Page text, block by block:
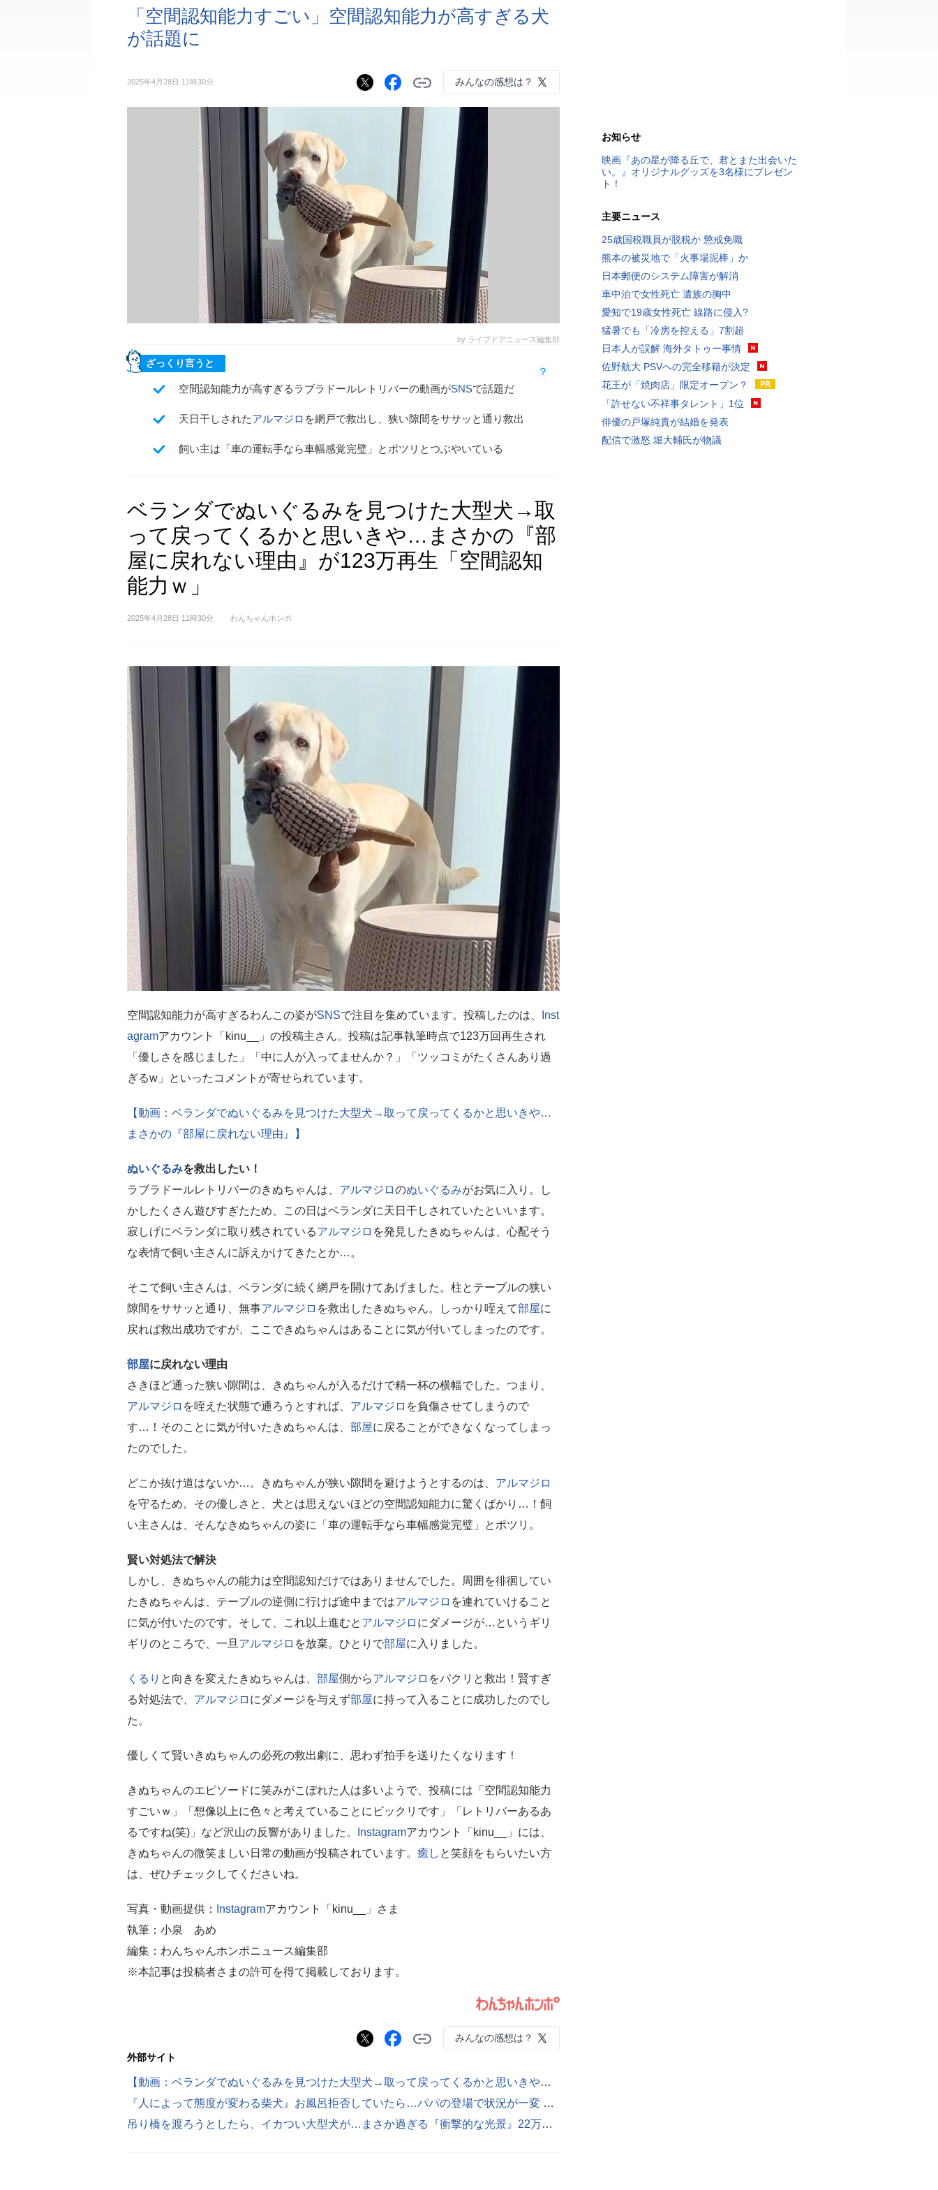
「空間認知能力すごい」空間認知能力が高すぎる犬
が話題に
2025年4月28日 11時30分 みんなの感想は？
by ライブドアニュース編集部
ざっくり言うと
空間認知能力が高すぎるラブラドールレトリバーの動画がSNSで話題だ
天日干しされたアルマジロ を網戸で救出し、狭い隙間をササッと通り救出
飼い主は「車の運転手なら車幅感覚完璧」とポツリとつぶやいている
ベランダでぬいぐるみを見つけた大型犬→取
って戻ってくるかと思いきや…まさかの『部
屋に戻れない理由』が123万再生「空間認知
能力ｗ」
2025年4月28日 11時30分 わんちゃんホンポ
空間認知能力が高すぎるわんこの姿がSNSで注目を集めています。投稿したのは、
Inst
agramアカウント「kinu__」の投稿主さん。投稿は記事執筆時点で123万回再生され
「優しさを感じました」「中に人が入ってませんか？」「ツッコミがたくさんあり過
ぎるw」といったコメントが寄せられています。
【動画：ベランダでぬいぐるみを見つけた大型犬→取って戻ってくるかと思いきや…
まさかの『部屋に戻れない理由』】
ぬいぐるみを救出したい！
ラブラドールレトリバーのきぬちゃんは、 アルマジロのぬいぐるみがお気に入り。し
かしたくさん遊びすぎたため、この日はベランダに天日干しされていたといいます。
寂しげにベランダに取り残されているアルマジロ を発見したきぬちゃんは、心配そう
な表情で飼い主さんに訴えかけてきたとか…。
そこで飼い主さんは、ベランダに続く網戸を開けてあげました。柱とテーブルの狭い
隙間をササッと通り、無事アルマジロ を救出したきぬちゃん。しっかり咥えて部屋に
戻れば救出成功ですが、ここできぬちゃんはあることに気が付いてしまったのです。
部屋に戻れない理由
さきほど通った狭い隙間は、きぬちゃんが入るだけで精一杯の横幅でした。つまり、
アルマジロ を咥えた状態で通ろうとすれば、 アルマジロ を負傷させてしまうので
す…！そのことに気が付いたきぬちゃんは、 部屋に戻ることができなくなってしまっ
たのでした。
どこか抜け道はないか…。きぬちゃんが狭い隙間を避けようとするのは、 アルマジロ
を守るため。その優しさと、犬とは思えないほどの空間認知能力に驚くばかり…！飼
い主さんは、そんなきぬちゃんの姿に「車の運転手なら車幅感覚完璧」とポツリ。
賢い対処法で解決
しかし、きぬちゃんの能力は空間認知だけではありませんでした。周囲を徘徊してい
たきぬちゃんは、テーブルの逆側に行けば途中まではアルマジロ を連れていけること
に気が付いたのです。そして、これ以上進むと アルマジロ にダメージが…というギリ
ギリのところで、一旦 アルマジロ を放棄。ひとりで部屋に入りました。
くるり と向きを変えたきぬちゃんは、 部屋側からアルマジロ をパクリと救出！賢すぎ
る対処法で、 アルマジロ にダメージを与えず部屋に持って入ることに成功したのでし
た。
優しくて賢いきぬちゃんの必死の救出劇に、思わず拍手を送りたくなります！
きぬちゃんのエピソードに笑みがこぼれた人は多いようで、投稿には「空間認知能力
すごいｗ」「想像以上に色々と考えていることにビックリです」「レトリバーあるあ
るですね(笑)」など沢山の反響がありました。
Instagramアカウント「kinu__」には、
きぬちゃんの微笑ましい日常の動画が投稿されています。 癒し と笑顔をもらいたい方
は、ぜひチェックしてくださいね。
写真・動画提供： Instagramアカウント「kinu__」さま
執筆：小泉 あめ
編集：わんちゃんホンポニュース編集部
※本記事は投稿者さまの許可を得て掲載しております。
みんなの感想は？
外部サイト
【動画：ベランダでぬいぐるみを見つけた大型犬→取って戻ってくるかと思いきや…まさかの『部屋に戻れない理由』】
『人によって態度が変わる柴犬』お風呂拒否していたら…パパの登場で状況が一変 「思わず笑った」90万再生を記録した一部始終
吊り橋を渡ろうとしたら、イカつい大型犬が…まさか過ぎる『衝撃的な光景』22万再生「子犬のつもりで草」「さすがに赤ちゃんすぎｗ」と絶賛
お知らせ
映画『あの星が降る丘で、君とまた出会いた
い。』オリジナルグッズを3名様にプレゼン
ト！
主要ニュース
25歳国税職員が脱税か 懲戒免職
熊本の被災地で「火事場泥棒」か
日本郵便のシステム障害が解消
車中泊で女性死亡 遺族の胸中
愛知で19歳女性死亡 線路に侵入?
猛暑でも「冷房を控える」7割超
日本人が誤解 海外タトゥー事情
佐野航大 PSVへの完全移籍が決定
花王が「焼肉店」限定オープン？
「許せない不祥事タレント」1位
俳優の戸塚純貴が結婚を発表
配信で激怒 堀大輔氏が物議